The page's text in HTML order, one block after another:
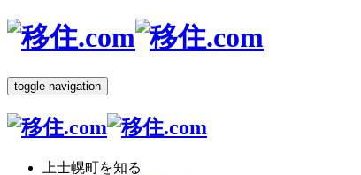
toggle navigation
上士幌町を知る